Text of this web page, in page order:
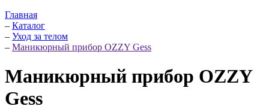
Главная
– Каталог
– Уход за телом
– Маникюрный прибор OZZY Gess
Маникюрный прибор OZZY
Gess